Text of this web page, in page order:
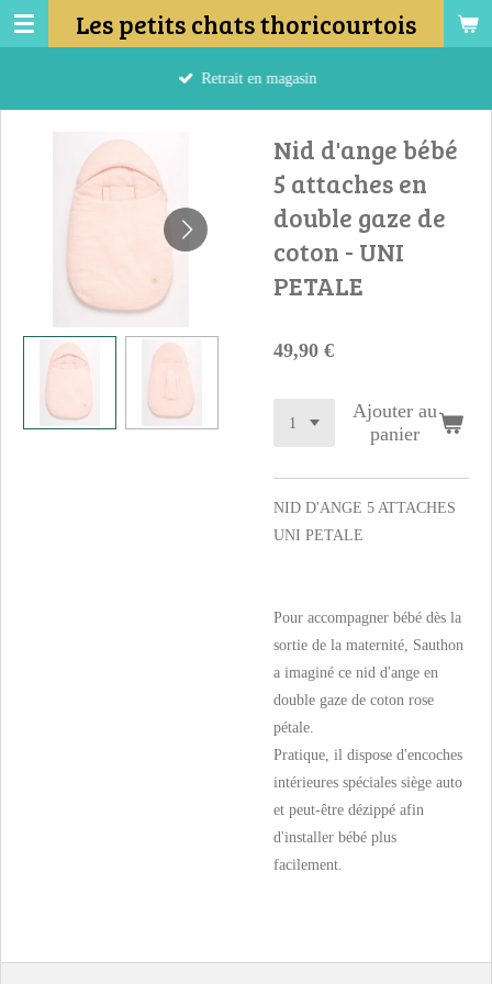
Passer
au
Les petits chats thoricourtois
Retrait en magasin
Nid d'ange bébé
5 attaches en
double gaze de
coton - UNI
PETALE
49,90 €
Ajouter au
panier
NID D'ANGE 5 ATTACHES
UNI PETALE
Pour accompagner bébé dès la
sortie de la maternité, Sauthon
a imaginé ce nid d'ange en
double gaze de coton rose
pétale.
Pratique, il dispose d'encoches
intérieures spéciales siège auto
et peut-être dézippé afin
d'installer bébé plus
facilement.